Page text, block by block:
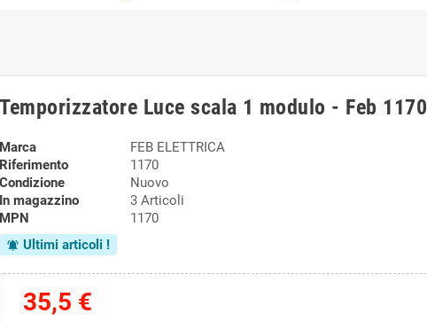
Temporizzatore Luce scala 1 modulo - Feb 1170
Marca
FEB ELETTRICA
Riferimento
1170
Condizione
Nuovo
In magazzino
3 Articoli
MPN
1170
notifications_active Ultimi articoli !
35,5 €